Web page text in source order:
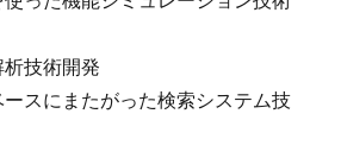
技術開発
スにまたがった検索システム技